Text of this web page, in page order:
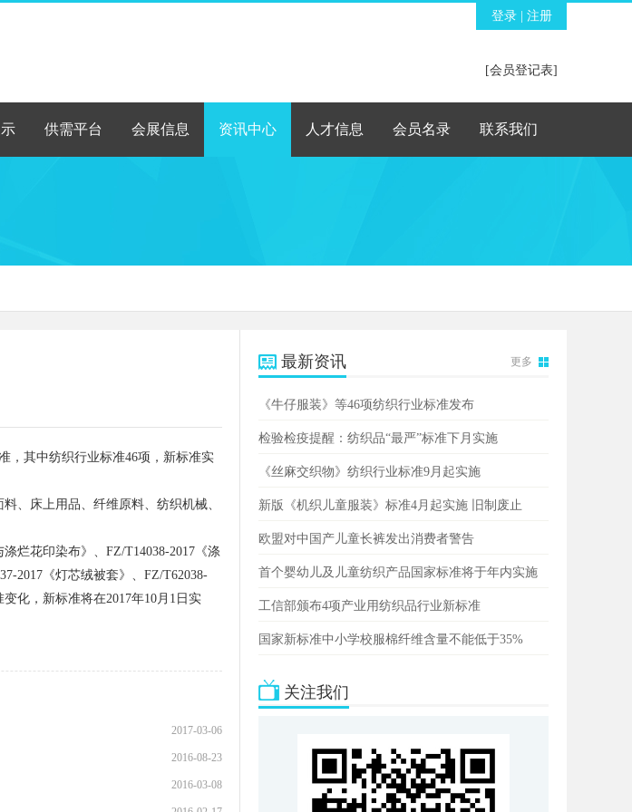
登录| 注册
[会员登记表]
供需平台 会展信息 资讯中心 人才信息 会员名录 联系我们
其中纺织行业标准46项，新标准实
、床上用品、纤维原料、纺织机械、
烂花印染布》、FZ/T14038-2017《涤
2017《灯芯绒被套》、FZ/T62038-
化，新标准将在2017年10月1日实
2017-03-06
2016-08-23
2016-03-08
最新资讯 更多
《牛仔服装》等46项纺织行业标准发布
检验检疫提醒：纺织品“最严”标准下月实施
《丝麻交织物》纺织行业标准9月起实施
新版《机织儿童服装》标准4月起实施 旧制废止
欧盟对中国产儿童长裤发出消费者警告
首个婴幼儿及儿童纺织产品国家标准将于年内实施
工信部颁布4项产业用纺织品行业新标准
国家新标准中小学校服棉纤维含量不能低于35%
关注我们